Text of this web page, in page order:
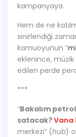
kampanyaya.
Hem de ne
sinirlendiği
kamuoyunun “
eklenince,
edilen perde
***
“Bakalım
satacak?Vana
merkezi” (hub)